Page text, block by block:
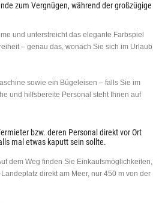
zum Vergnügen, während der großzügige
und unterstreicht das elegante Farbspiel
– genau das, wonach Sie sich im Urlaub
sowie ein Bügeleisen – falls Sie im
und hilfsbereite Personal steht Ihnen auf
bzw. deren Personal direkt vor Ort
mal etwas kaputt sein sollte.
dem Weg finden Sie Einkaufsmöglichkeiten,
direkt am Meer, nur 450 m von der